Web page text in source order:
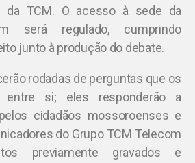
da TCM. O acesso à sede da
será regulado, cumprindo
junto à produção do debate.
rodadas de perguntas que os
entre si; eles responderão a
cidadãos mossoroenses e
do Grupo TCM Telecom
previamente gravados e